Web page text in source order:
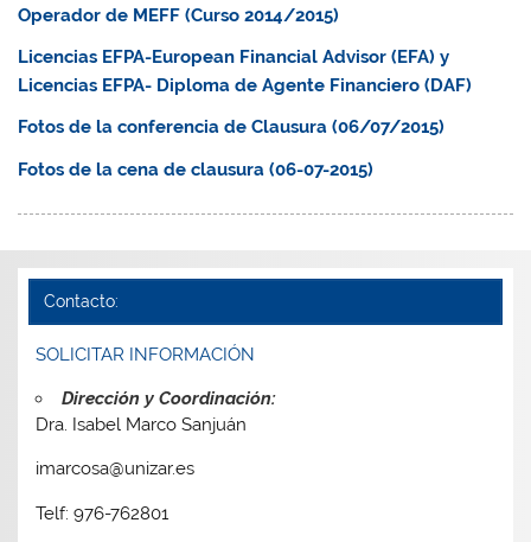
Operador de MEFF (Curso 2014/2015)
Licencias EFPA-European Financial Advisor (EFA) y
Licencias EFPA- Diploma de Agente Financiero (DAF)
Fotos de la conferencia de Clausura (06/07/2015)
Fotos de la cena de clausura (06-07-2015)
Contacto:
SOLICITAR INFORMACIÓN
Dirección y Coordinación:
Dra. Isabel Marco Sanjuán
imarcosa@unizar.es
Telf: 976-762801